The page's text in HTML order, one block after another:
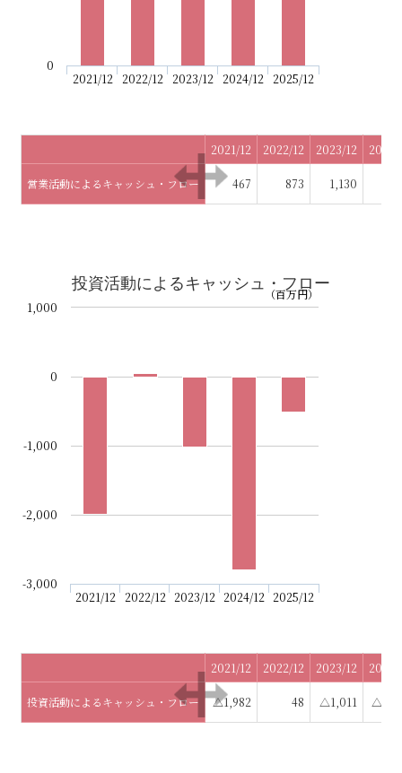
2021/12 2022/12 2023/12 2024/12 2025/12
0
2021/12 2022/12 2023/12 2024/
営業活動によるキャッシュ・フロー 467 873 1,130
（百万円）
投資活動によるキャッシュ・フロー
2021/12 2022/12 2023/12 2024/12 2025/12
-3,000
-2,000
-1,000
0
1,000
2021/12 2022/12 2023/12 2024/
投資活動によるキャッシュ・フロー △1,982 48 △1,011